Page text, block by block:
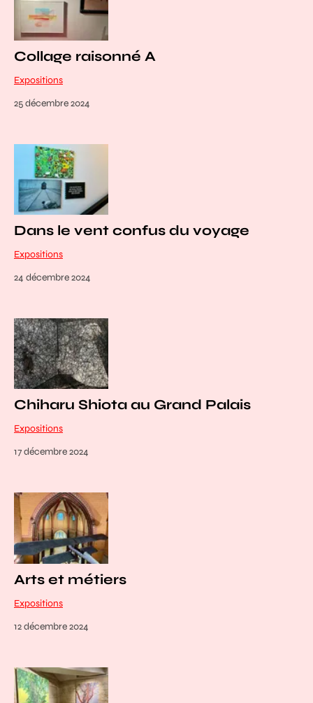
Collage raisonné A
Expositions
25 décembre 2024
Dans le vent confus du voyage
Expositions
24 décembre 2024
Chiharu Shiota au Grand Palais
Expositions
17 décembre 2024
Arts et métiers
Expositions
12 décembre 2024